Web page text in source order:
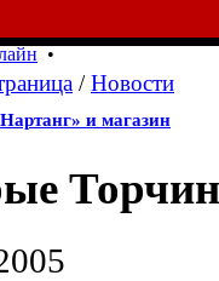
•
и магазин
/ Новости